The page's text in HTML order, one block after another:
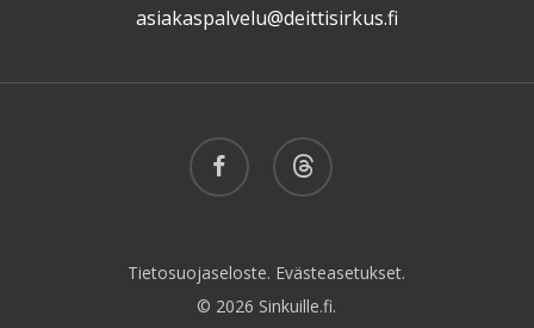
asiakaspalvelu@deittisirkus.fi
facebook threads
Tietosuojaseloste. Evästeasetukset.
© 2026 Sinkuille.fi.